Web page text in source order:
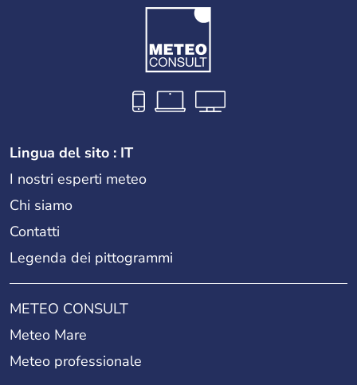
Lingua del sito : IT
I nostri esperti meteo
Chi siamo
Contatti
Legenda dei pittogrammi
METEO CONSULT
Meteo Mare
Meteo professionale